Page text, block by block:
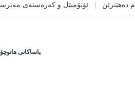
| ئۆتۆمبێل و کەرەستەی مەترسیدار
یاساکانی هاتوچۆ